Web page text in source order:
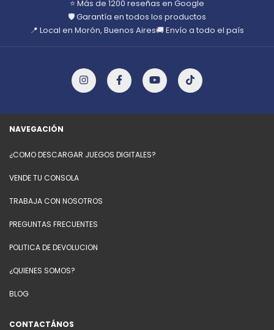
⭐ Más de 1200 reseñas en Google
🛡️ Garantía en todos los productos
📍 Local en Morón, Buenos Aires🚚 Envío a todo el país
NAVEGACIÓN
¿COMO DESCARGAR JUEGOS DIGITALES?
VENDE TU CONSOLA
TRABAJA CON NOSOTROS
PREGUNTAS FRECUENTES
POLITICA DE DEVOLUCION
¿QUIENES SOMOS?
BLOG
CONTACTÁNOS